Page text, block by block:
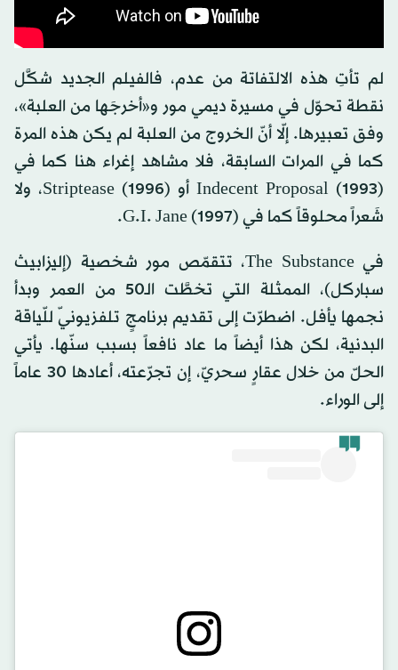
لم تأتِ هذه الالتفاتة من عدم، فالفيلم الجديد شكَّل
نقطة تحوّل في مسيرة ديمي مور و«أخرجَها من العلبة»،
وفق تعبيرها. إلّا أنّ الخروج من العلبة لم يكن هذه المرة
كما في المرات السابقة، فلا مشاهد إغراء هنا كما في
Indecent Proposal (1993) أو Striptease (1996)، ولا
شَعراً محلوقاً كما في G.I. Jane (1997).
في The Substance، تتقمّص مور شخصية (إليزابيث
سباركل)، الممثلة التي تخطَّت الـ50 من العمر وبدأ
نجمها يأفل. اضطرّت إلى تقديم برنامجٍ تلفزيونيّ للّياقة
البدنية، لكن هذا أيضاً ما عاد نافعاً بسبب سنّها. يأتي
الحلّ من خلال عقارٍ سحريّ، إن تجرّعته، أعادها 30 عاماً
إلى الوراء.